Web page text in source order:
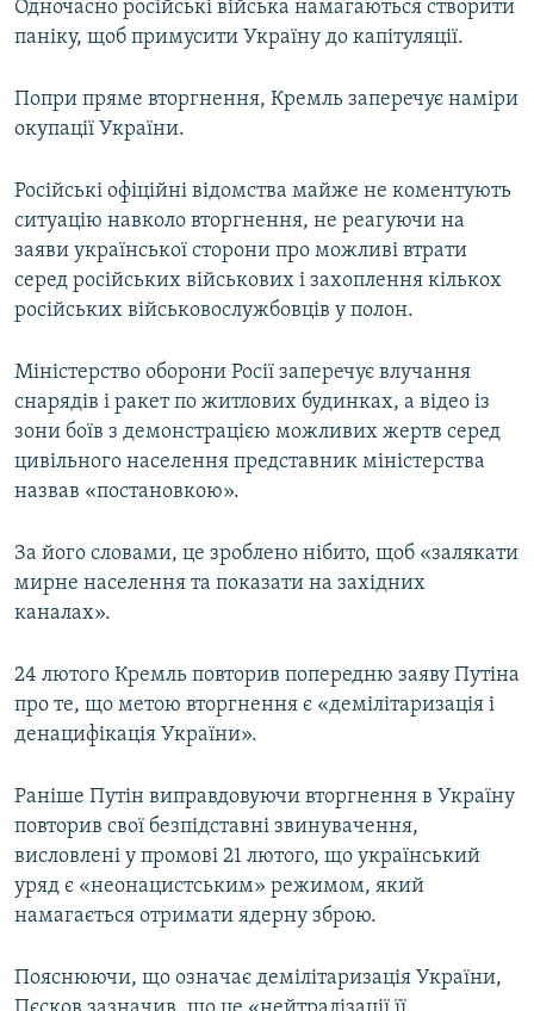
Одночасно російські війська намагаються створити
паніку, щоб примусити Україну до капітуляції.
Попри пряме вторгнення, Кремль заперечує наміри
окупації України.
Російські офіційні відомства майже не коментують
ситуацію навколо вторгнення, не реагуючи на
заяви української сторони про можливі втрати
серед російських військових і захоплення кількох
російських військовослужбовців у полон.
Міністерство оборони Росії заперечує влучання
снарядів і ракет по житлових будинках, а відео із
зони боїв з демонстрацією можливих жертв серед
цивільного населення представник міністерства
назвав «постановкою».
За його словами, це зроблено нібито, щоб «залякати
мирне населення та показати на західних
каналах».
24 лютого Кремль повторив попередню заяву Путіна
про те, що метою вторгнення є «демілітаризація і
денацифікація України».
Раніше Путін виправдовуючи вторгнення в Україну
повторив свої безпідставні звинувачення,
висловлені у промові 21 лютого, що український
уряд є «неонацистським» режимом, який
намагається отримати ядерну зброю.
Пояснюючи, що означає демілітаризація України,